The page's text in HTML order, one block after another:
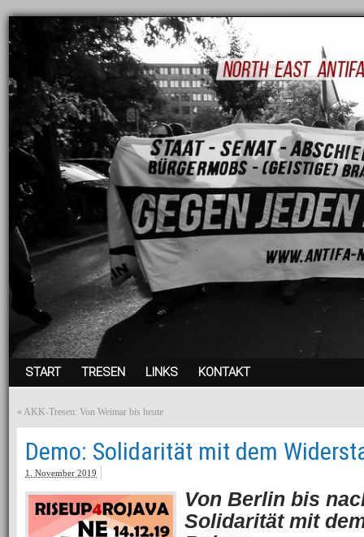
START TRESEN LINKS KONTAKT
« AKK-Tresen: Von Weimar bis heute
Demo: Solidarität mit dem
1. November 2019
Von Berlin bis
Solidarität mit